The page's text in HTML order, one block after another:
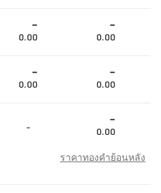
-
0.00
-
0.00
-
0.00
-
0.00
- -
0.00
ราคาทองคำย้อนหลัง